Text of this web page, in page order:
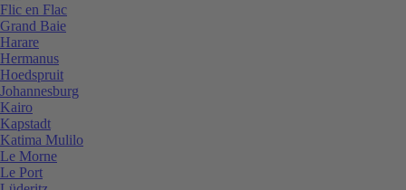
Flic en Flac
Grand Baie
Harare
Hermanus
Hoedspruit
Johannesburg
Kairo
Kapstadt
Katima Mulilo
Le Morne
Le Port